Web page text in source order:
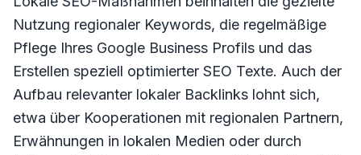
Nutzung regionaler Keywords, die regelmäßige
Pflege Ihres Google Business Profils und das
Erstellen speziell optimierter SEO Texte. Auch der
Aufbau relevanter lokaler Backlinks lohnt sich,
etwa über Kooperationen mit regionalen Partnern,
Erwähnungen in lokalen Medien oder durch